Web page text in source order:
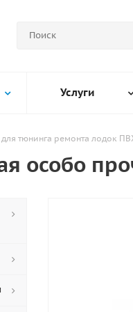
Услуги
для тюнинга ремонта лодок
особо